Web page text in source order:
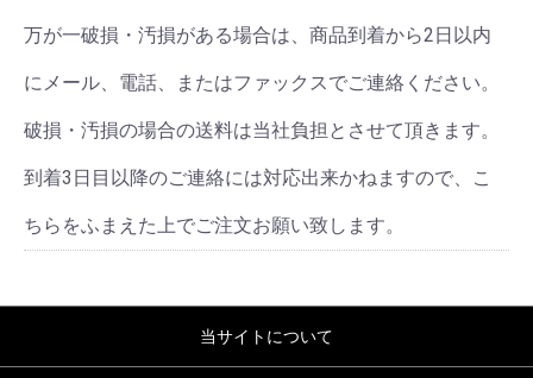
万が一破損・汚損がある場合は、商品到着から2日以内
にメール、電話、またはファックスでご連絡ください。
破損・汚損の場合の送料は当社負担とさせて頂きます。
到着3日目以降のご連絡には対応出来かねますので、こ
ちらをふまえた上でご注文お願い致します。
当サイトについて